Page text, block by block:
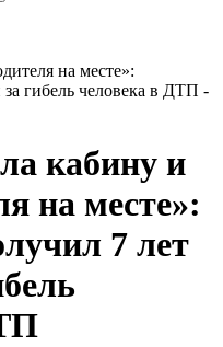
на месте»:
гибель человека в ДТП -
кабину и
на месте»:
7 лет